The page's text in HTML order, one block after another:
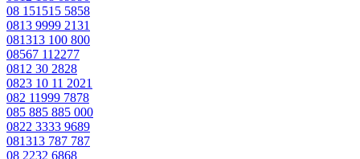
08 151515 5858
0813 9999 2131
081313 100 800
08567 112277
0812 30 2828
0823 10 11 2021
082 11999 7878
085 885 885 000
0822 3333 9689
081313 787 787
08 2232 6868